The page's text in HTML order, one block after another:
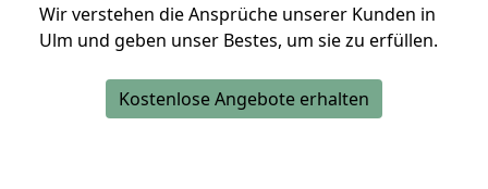
Wir verstehen die Ansprüche unserer Kunden in
Ulm und geben unser Bestes, um sie zu erfüllen.
Kostenlose Angebote erhalten